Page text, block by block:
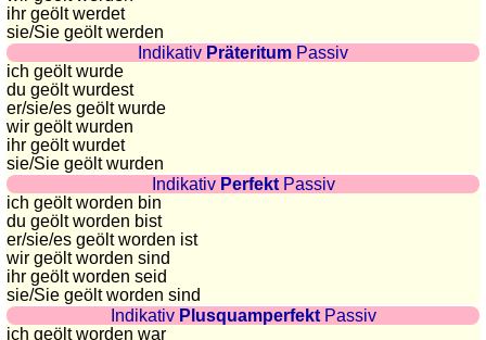
d'immatriculation
Coucher
du
soleil
Balades
à
vélo
Petit
vocabulaire
pour
le
voyage
(pdf)
ihr geölt werdet
sie/Sie geölt werden
Indikativ Präteritum Passiv
ich geölt wurde
du geölt wurdest
er/sie/es geölt wurde
wir geölt wurden
ihr geölt wurdet
sie/Sie geölt wurden
Indikativ PerfektPassiv
ich geölt worden bin
du geölt worden bist
er/sie/es geölt worden ist
wir geölt worden sind
ihr geölt worden seid
sie/Sie geölt worden sind
Indikativ PlusquamperfektPassiv
ich geölt worden war